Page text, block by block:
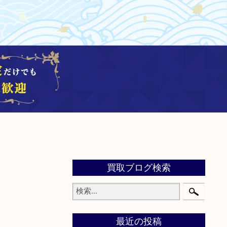
買取ブログ検索
最近の投稿